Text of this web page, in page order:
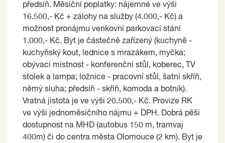
předsíň. Měsíční poplatky: nájemné ve výši
16.500,- Kč + zálohy na služby (4.000,- Kč) a
možnost pronájmu venkovní parkovací stání
1.000,- Kč. Byt je částečně zařízený (kuchyně -
kuchyňský kout, lednice s mrazákem, myčka;
obývací místnost - konferenční stůl, koberec, TV
stolek a lampa; ložnice - pracovní stůl, šatní skříň,
němý sluha; předsíň - skříň, komoda a botník).
Vratná jistota je ve výši 20.500,- Kč. Provize RK
ve výši jednoměsíčního nájmu + DPH. Dobrá pěší
dostupnost na MHD (autobus 150 m, tramvaj
400m) či do centra města Olomouce (2 km). Byt je